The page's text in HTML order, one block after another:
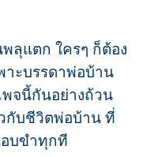
ลุแตก ใครๆ ก็ต้อง
าะบรรดาพ่อบ้าน
จนี้กันอย่างถ้วน
กับชีวิตพ่อบ้าน ที่
บขำทุกที